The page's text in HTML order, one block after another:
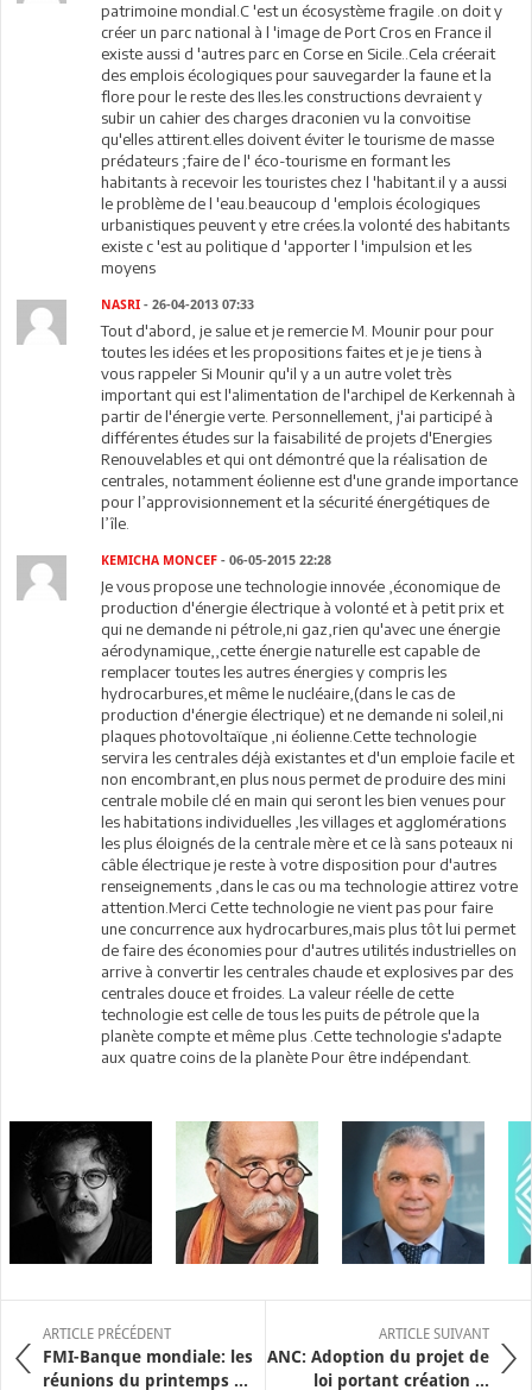
patrimoine mondial.C 'est un écosystème fragile .on doit y
créer un parc national à l 'image de Port Cros en France il
existe aussi d 'autres parc en Corse en Sicile..Cela créerait
des emplois écologiques pour sauvegarder la faune et la
flore pour le reste des Iles.les constructions devraient y
subir un cahier des charges draconien vu la convoitise
qu'elles attirent.elles doivent éviter le tourisme de masse
prédateurs ;faire de l' éco-tourisme en formant les
habitants à recevoir les touristes chez l 'habitant.il y a aussi
le problème de l 'eau.beaucoup d 'emplois écologiques
urbanistiques peuvent y etre crées.la volonté des habitants
existe c 'est au politique d 'apporter l 'impulsion et les
moyens
NASRI - 26-04-2013 07:33
Tout d'abord, je salue et je remercie M. Mounir pour pour
toutes les idées et les propositions faites et je je tiens à
vous rappeler Si Mounir qu'il y a un autre volet très
important qui est l'alimentation de l'archipel de Kerkennah à
partir de l'énergie verte. Personnellement, j'ai participé à
différentes études sur la faisabilité de projets d'Energies
Renouvelables et qui ont démontré que la réalisation de
centrales, notamment éolienne est d'une grande importance
pour l’approvisionnement et la sécurité énergétiques de
l’île.
KEMICHA MONCEF - 06-05-2015 22:28
Je vous propose une technologie innovée ,économique de
production d'énergie électrique à volonté et à petit prix et
qui ne demande ni pétrole,ni gaz,rien qu'avec une énergie
aérodynamique,,cette énergie naturelle est capable de
remplacer toutes les autres énergies y compris les
hydrocarbures,et même le nucléaire,(dans le cas de
production d'énergie électrique) et ne demande ni soleil,ni
plaques photovoltaïque ,ni éolienne.Cette technologie
servira les centrales déjà existantes et d'un emploie facile et
non encombrant,en plus nous permet de produire des mini
centrale mobile clé en main qui seront les bien venues pour
les habitations individuelles ,les villages et agglomérations
les plus éloignés de la centrale mère et ce là sans poteaux ni
câble électrique je reste à votre disposition pour d'autres
renseignements ,dans le cas ou ma technologie attirez votre
attention.Merci Cette technologie ne vient pas pour faire
une concurrence aux hydrocarbures,mais plus tôt lui permet
de faire des économies pour d'autres utilités industrielles on
arrive à convertir les centrales chaude et explosives par des
centrales douce et froides. La valeur réelle de cette
technologie est celle de tous les puits de pétrole que la
planète compte et même plus .Cette technologie s'adapte
aux quatre coins de la planète Pour être indépendant.
ARTICLE PRÉCÉDENT
FMI-Banque mondiale: les
réunions du printemps ...
ARTICLE SUIVANT
ANC: Adoption du projet de
loi portant création ...